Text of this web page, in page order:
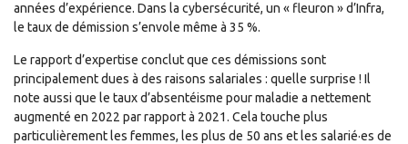
années d’expérience. Dans la cybersécurité, un « fleuron » d’Infra,
le taux de démission s’envole même à 35 %.
Le rapport d’expertise conclut que ces démissions sont
principalement dues à des raisons salariales : quelle surprise ! Il
note aussi que le taux d’absentéisme pour maladie a nettement
augmenté en 2022 par rapport à 2021. Cela touche plus
particulièrement les femmes, les plus de 50 ans et les salarié·es de